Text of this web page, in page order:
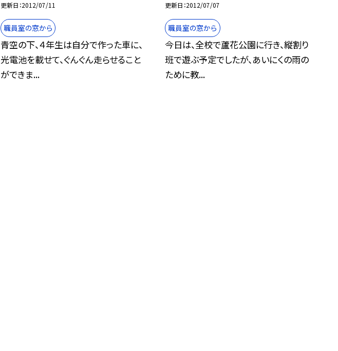
更新日 2012/07/11
職員室の窓から
青空の下、４年生は自分で作った車に、
光電池を載せて、ぐんぐん走らせること
ができま...
更新日 2012/07/07
職員室の窓から
今日は、全校で蘆花公園に行き、縦割り
班で遊ぶ予定でしたが、あいにくの雨の
ために教...